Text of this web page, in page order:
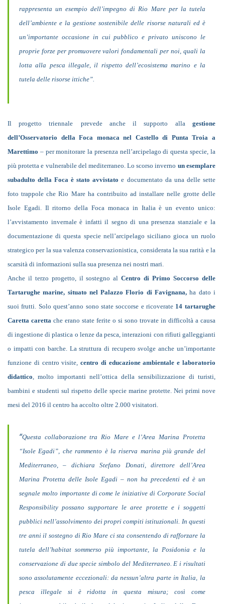
rappresenta un esempio dell’impegno di Rio Mare per la tutela
dell’ambiente e la gestione sostenibile delle risorse naturali ed è
un’importante occasione in cui pubblico e privato uniscono le
proprie forze per promuovere valori fondamentali per noi, quali la
lotta alla pesca illegale, il rispetto dell’ecosistema marino e la
tutela delle risorse ittiche”.
Il progetto triennale prevede anche il supporto alla gestione
dell’Osservatorio della Foca monaca nel Castello di Punta Troia a
Marettimo – per monitorare la presenza nell’arcipelago di questa specie, la
più protetta e vulnerabile del mediterraneo. Lo scorso inverno un esemplare
subadulto della Foca è stato avvistatoe documentato da una delle sette
foto trappole che Rio Mare ha contribuito ad installare nelle grotte delle
Isole Egadi. Il ritorno della Foca monaca in Italia è un evento unico:
l’avvistamento invernale è infatti il segno di una presenza stanziale e la
documentazione di questa specie nell’arcipelago siciliano gioca un ruolo
strategico per la sua valenza conservazionistica, considerata la sua rarità e la
scarsità di informazioni sulla sua presenza nei nostri mari.
Anche il terzo progetto, il sostegno alCentro di Primo Soccorso delle
Tartarughe marine, situato nel Palazzo Florio di Favignana,ha dato i
suoi frutti. Solo quest’anno sono state soccorse e ricoverate 14 tartarughe
Caretta caretta che erano state ferite o si sono trovate in difficoltà a causa
di ingestione di plastica o lenze da pesca,interazioni con rifiuti galleggianti
o impatti con barche. La struttura di recupero svolge anche un’importante
funzione di centro visite,centro di educazione ambientale e laboratorio
didattico, molto importanti nell’ottica della sensibilizzazione di turisti,
bambini e studenti sul rispetto delle specie marine protette. Nei primi nove
mesi del 2016 il centro ha accolto oltre 2.000 visitatori.
“Questa collaborazione tra Rio Mare e l’Area Marina Protetta
“Isole Egadi”, che rammento è la riserva marina più grande del
Mediterraneo, – dichiara Stefano Donati, direttore dell’Area
Marina Protetta delle Isole Egadi – non ha precedenti ed è un
segnale molto importante di come le iniziative di Corporate Social
Responsibility possano supportare le aree protette e i soggetti
pubblici nell’assolvimento dei propri compiti istituzionali. In questi
tre anni il sostegno di Rio Mare ci sta consentendo di rafforzare la
tutela dell’habitat sommerso più importante, la Posidonia e la
conservazione di due specie simbolo del Mediterraneo. E i risultati
sono assolutamente eccezionali: da nessun’altra parte in Italia, la
pesca illegale si è ridotta in questa misura; così come